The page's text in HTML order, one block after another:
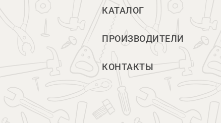
КАТАЛОГ
ПРОИЗВОДИТЕЛИ
КОНТАКТЫ